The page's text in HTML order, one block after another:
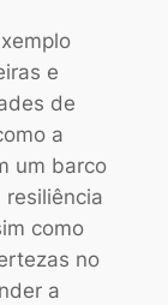
e
de
a
um barco
como
no
a